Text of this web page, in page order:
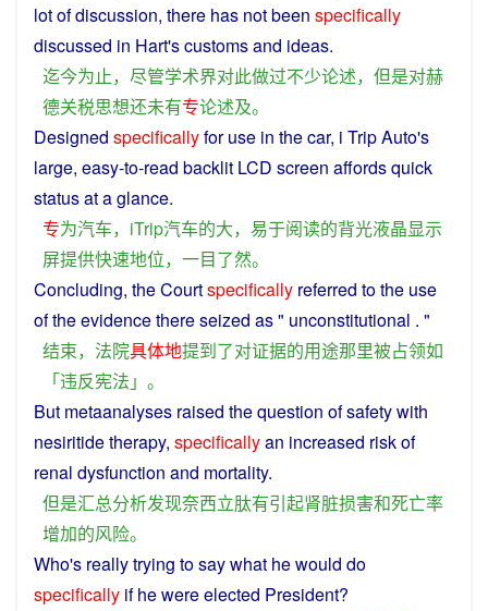
lotofdiscussion, there has notbeen specifically
discussed in Hart'scustomsand ideas.
迄今为止， 尽管学术界对此做过不少论述， 但是对赫
德关税思想还未有专论述及。
Designed specificallyforuse in thecar, i Trip Auto's
large, easy-to-read backlit LCD screen affordsquick
statusat aglance.
专为汽车， iTrip汽车的大， 易于阅读的背光液晶显示
屏提供快速地位， 一目了然。
Concluding, theCourtspecifically referred tothe use
oftheevidencethereseized as" unconstitutional . "
结束， 法院具体地提到了对证据的用途那里被占领如
「违反宪法 」。
But metaanalyses raised thequestion of safetywith
nesiritide therapy, specificallyan increased riskof
renal dysfunction and mortality.
但是汇总分析发现奈西立肽有引起肾脏损害和死亡率
增加的风险。
Who's reallytrying tosaywhat hewould do
specifically if hewereelected President?